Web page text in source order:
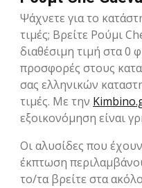
Ψάχνετε για το
τιμές; Βρείτε Ρούμι
διαθέσιμη τιμή στα 0
προσφορές στους
σας ελληνικών
τιμές. Με την
εξοικονόμηση είναι
Οι αλυσίδες που
έκπτωση
το/τα βρείτε στα